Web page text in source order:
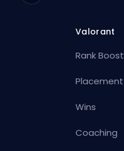
Valorant
Rank Boost
Placement
Wins
Coaching